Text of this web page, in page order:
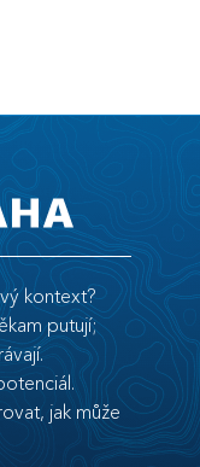
kontext?
putují;
jak může